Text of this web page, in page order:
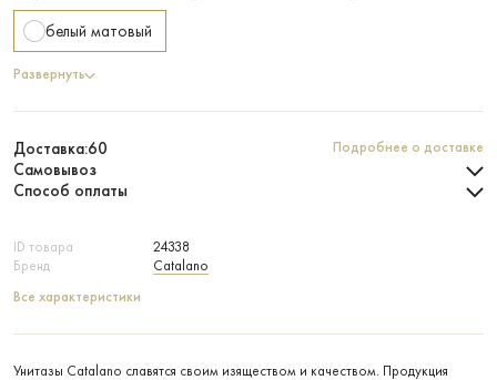
ID товара
24338
Бренд
Catalano
Все характеристики
Унитазы Catalano славятся своим изяществом и качеством. Продукция
белый матовый
Развернуть
Доставка:60 Подробнее о доставке
Самовывоз
Способ оплаты